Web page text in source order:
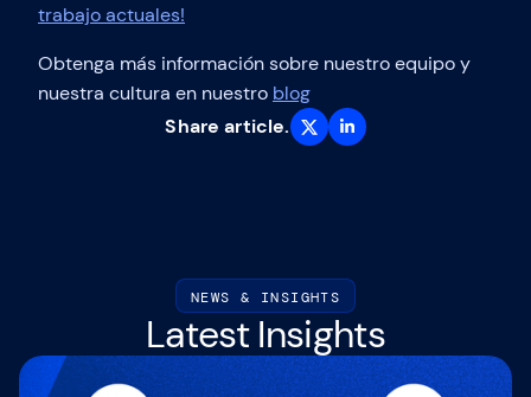
trabajo actuales!
Obtenga más información sobre nuestro equipo y
nuestra cultura en nuestro blog
Share article.
NEWS & INSIGHTS
Latest Insights